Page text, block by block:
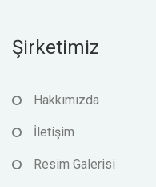
Şirketimiz
Hakkımızda
İletişim
Resim Galerisi